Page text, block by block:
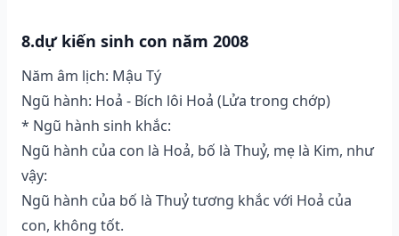
8.dự kiến sinh con năm 2008
Năm âm lịch: Mậu Tý
Ngũ hành: Hoả - Bích lôi Hoả (Lửa trong chớp)
* Ngũ hành sinh khắc:
Ngũ hành của con là Hoả, bố là Thuỷ, mẹ là Kim, như
vậy:
Ngũ hành của bố là Thuỷ tương khắc với Hoả của
con, không tốt.